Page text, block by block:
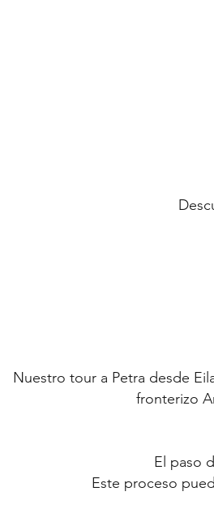
Nuestro tour a Petra desde
fronterizo
El paso
Este proceso